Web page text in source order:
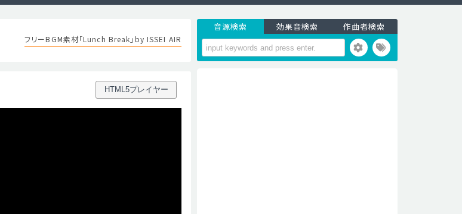
フリーBGM素材「Lunch Break」by ISSEI AIR
HTML5プレイヤー
音源検索 効果音検索 作曲者検索